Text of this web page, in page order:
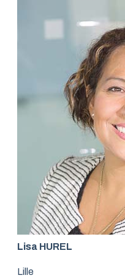
Lisa HUREL
Lille